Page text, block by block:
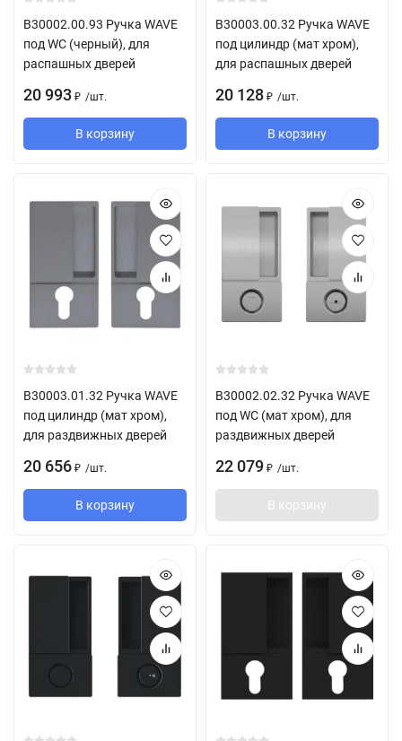
B30002.00.93 Ручка WAVE
под WC (черный), для
распашных дверей
20 993 ₽ /шт.
В корзину
B30003.00.32 Ручка WAVE
под цилиндр (мат хром),
для распашных дверей
20 128 ₽ /шт.
В корзину
B30003.01.32 Ручка WAVE
под цилиндр (мат хром),
для раздвижных дверей
20 656 ₽ /шт.
В корзину
B30002.02.32 Ручка WAVE
под WC (мат хром), для
раздвижных дверей
22 079 ₽ /шт.
В корзину